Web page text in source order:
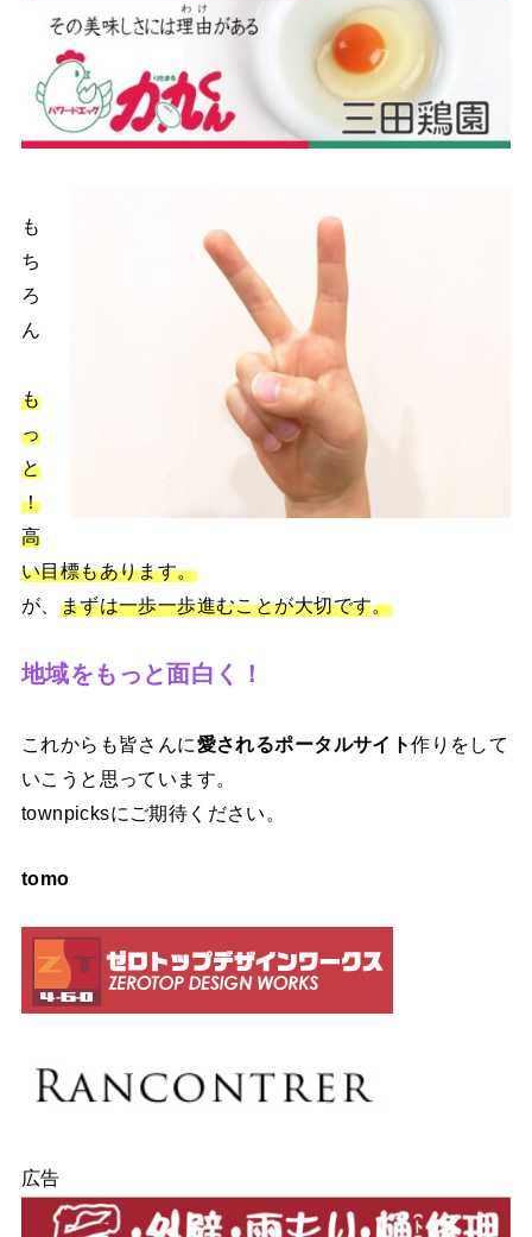
も
ち
ろ
ん
も
っ
と
！
高
い目標もあります。
が、 まずは一歩一歩進むことが大切です。
地域をもっと面白く！
これからも皆さんに愛されるポータルサイト作りをして
いこうと思っています。
townpicksにご期待ください。
tomo
広告